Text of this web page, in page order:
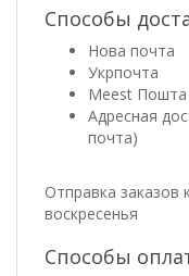
Способы
Нова почта
Укрпочта
Meest Пошта
Адресная
почта)
Отправка заказов
воскресенья
Способы